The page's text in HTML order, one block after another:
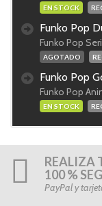
EN STOCK
Funko Pop
Funko Pop
AGOTADO
Funko Pop
Funko Pop
EN STOCK
REALIZA
100 %
PayPal y